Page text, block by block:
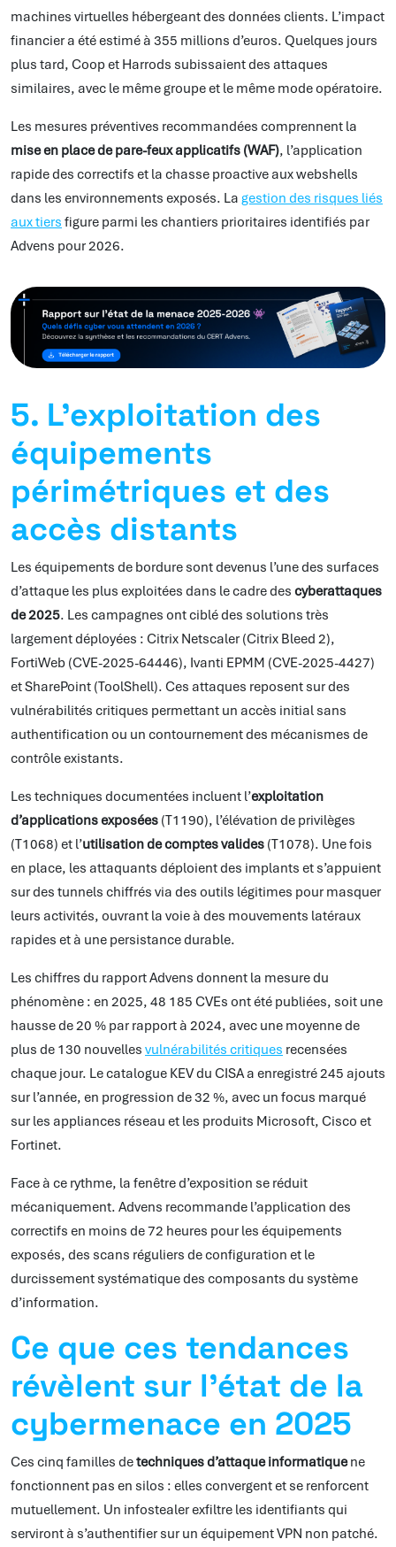
machines virtuelles hébergeant des données clients. L’impact
financier a été estimé à 355 millions d’euros. Quelques jours
plus tard, Coop et Harrods subissaient des attaques
similaires, avec le même groupe et le même mode opératoire.
Les mesures préventives recommandées comprennent la
mise en place de pare-feux applicatifs (WAF), l’application
rapide des correctifs et la chasse proactive aux webshells
dans les environnements exposés. La gestion des risques liés
aux tiers figure parmi les chantiers prioritaires identifiés par
Advens pour 2026.
5. L’exploitation des
équipements
périmétriques et des
accès distants
Les équipements de bordure sont devenus l’une des surfaces
d’attaque les plus exploitées dans le cadre des cyberattaques
de 2025. Les campagnes ont ciblé des solutions très
largement déployées : Citrix Netscaler (Citrix Bleed 2),
FortiWeb (CVE-2025-64446), Ivanti EPMM (CVE-2025-4427)
et SharePoint (ToolShell). Ces attaques reposent sur des
vulnérabilités critiques permettant un accès initial sans
authentification ou un contournement des mécanismes de
contrôle existants.
Les techniques documentées incluent l’exploitation
d’applications exposées (T1190), l’élévation de privilèges
(T1068) et l’utilisation de comptes valides (T1078). Une fois
en place, les attaquants déploient des implants et s’appuient
sur des tunnels chiffrés via des outils légitimes pour masquer
leurs activités, ouvrant la voie à des mouvements latéraux
rapides et à une persistance durable.
Les chiffres du rapport Advens donnent la mesure du
phénomène : en 2025, 48 185 CVEs ont été publiées, soit une
hausse de 20 % par rapport à 2024, avec une moyenne de
plus de 130 nouvelles vulnérabilités critiques recensées
chaque jour. Le catalogue KEV du CISA a enregistré 245 ajouts
sur l’année, en progression de 32 %, avec un focus marqué
sur les appliances réseau et les produits Microsoft, Cisco et
Fortinet.
Face à ce rythme, la fenêtre d’exposition se réduit
mécaniquement. Advens recommande l’application des
correctifs en moins de 72 heures pour les équipements
exposés, des scans réguliers de configuration et le
durcissement systématique des composants du système
d’information.
Ce que ces tendances
révèlent sur l’état de la
cybermenace en 2025
Ces cinq familles detechniques d’attaque informatiquene
fonctionnent pas en silos : elles convergent et se renforcent
mutuellement. Un infostealer exfiltre les identifiants qui
serviront à s’authentifier sur un équipement VPN non patché.